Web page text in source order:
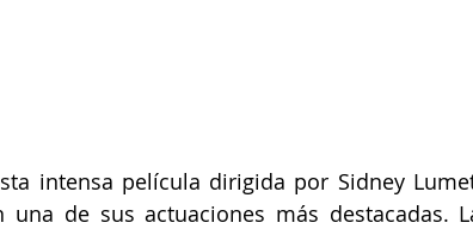
intensa película dirigida por Sidney
una de sus actuaciones más destacadas.